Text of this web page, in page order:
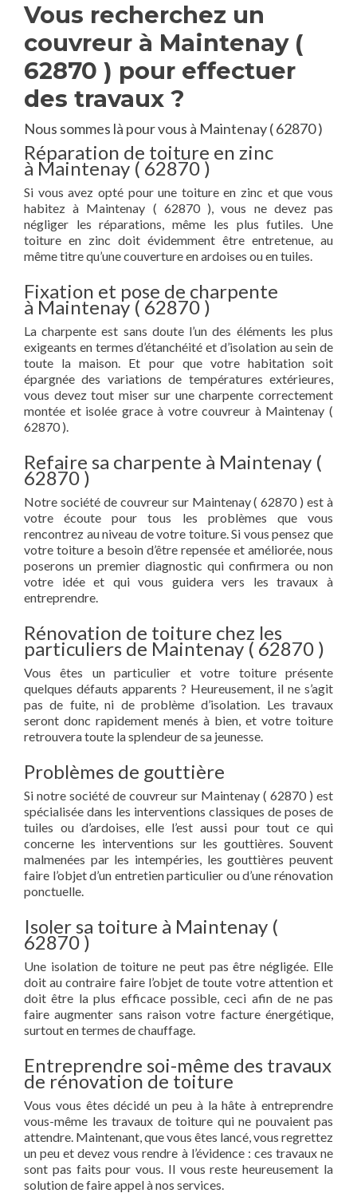
Vous recherchez un
couvreur à Maintenay (
62870 ) pour effectuer
des travaux ?
Nous sommes là pour vous à Maintenay ( 62870 )
Réparation de toiture en zinc
à Maintenay ( 62870 )
Si vous avez opté pour une toiture en zinc et que vous
habitez à Maintenay ( 62870 ), vous ne devez pas
négliger les réparations, même les plus futiles. Une
toiture en zinc doit évidemment être entretenue, au
même titre qu’une couverture en ardoises ou en tuiles.
Fixation et pose de charpente
à Maintenay ( 62870 )
La charpente est sans doute l’un des éléments les plus
exigeants en termes d’étanchéité et d’isolation au sein de
toute la maison. Et pour que votre habitation soit
épargnée des variations de températures extérieures,
vous devez tout miser sur une charpente correctement
montée et isolée grace à votre couvreur à Maintenay (
62870 ).
Refaire sa charpente à Maintenay (
62870 )
Notre société de couvreur sur Maintenay ( 62870 ) est à
votre écoute pour tous les problèmes que vous
rencontrez au niveau de votre toiture. Si vous pensez que
votre toiture a besoin d’être repensée et améliorée, nous
poserons un premier diagnostic qui confirmera ou non
votre idée et qui vous guidera vers les travaux à
entreprendre.
Rénovation de toiture chez les
particuliers de Maintenay ( 62870 )
Vous êtes un particulier et votre toiture présente
quelques défauts apparents ? Heureusement, il ne s’agit
pas de fuite, ni de problème d’isolation. Les travaux
seront donc rapidement menés à bien, et votre toiture
retrouvera toute la splendeur de sa jeunesse.
Problèmes de gouttière
Si notre société de couvreur sur Maintenay ( 62870 ) est
spécialisée dans les interventions classiques de poses de
tuiles ou d’ardoises, elle l’est aussi pour tout ce qui
concerne les interventions sur les gouttières. Souvent
malmenées par les intempéries, les gouttières peuvent
faire l’objet d’un entretien particulier ou d’une rénovation
ponctuelle.
Isoler sa toiture à Maintenay (
62870 )
Une isolation de toiture ne peut pas être négligée. Elle
doit au contraire faire l’objet de toute votre attention et
doit être la plus efficace possible, ceci afin de ne pas
faire augmenter sans raison votre facture énergétique,
surtout en termes de chauffage.
Entreprendre soi-même des travaux
de rénovation de toiture
Vous vous êtes décidé un peu à la hâte à entreprendre
vous-même les travaux de toiture qui ne pouvaient pas
attendre. Maintenant, que vous êtes lancé, vous regrettez
un peu et devez vous rendre à l’évidence : ces travaux ne
sont pas faits pour vous. Il vous reste heureusement la
solution de faire appel à nos services.